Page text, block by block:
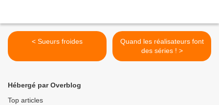
< Sueurs froides
Quand les réalisateurs font
des séries ! >
Hébergé par Overblog
Top articles